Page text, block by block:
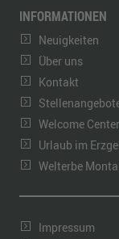
INFORMATIONEN
Neuigkeiten
Über uns
Kontakt
Welcome
Urlaub im
Welterbe
Impressum